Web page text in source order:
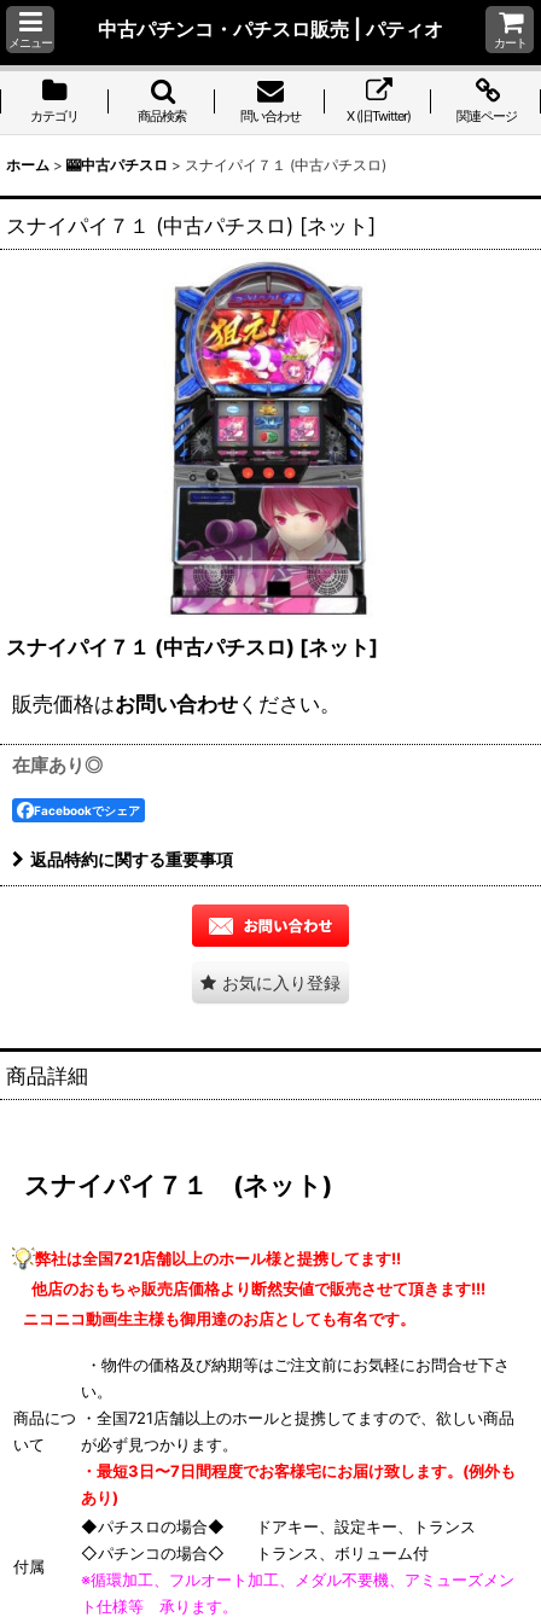
メニュー
中古パチンコ・パチスロ販売 | パティオ
カート
カテゴリ 商品検索 問い合わせ X (旧Twitter) 関連ページ
ホーム > 🎰中古パチスロ > スナイパイ７１ (中古パチスロ)
スナイパイ７１ (中古パチスロ) [ネット]
スナイパイ７１ (中古パチスロ) [ネット]
販売価格はお問い合わせください。
在庫あり◎
Facebookでシェア
返品特約に関する重要事項
お気に入り登録
商品詳細
スナイパイ７１ (ネット)
弊社は全国721店舗以上のホール様と提携してます!!
他店のおもちゃ販売店価格より断然安値で販売させて頂きます!!!
ニコニコ動画生主様も御用達のお店としても有名です。
商品につ
いて
・物件の価格及び納期等はご注文前にお気軽にお問合せ下さ
い。
・全国721店舗以上のホールと提携してますので、欲しい商品
が必ず見つかります。
・最短3日〜7日間程度でお客様宅にお届け致します。(例外も
あり)
付属
◆パチスロの場合◆ ドアキー、設定キー、トランス
◇パチンコの場合◇ トランス、ボリューム付
※循環加工、フルオート加工、メダル不要機、アミューズメン
ト仕様等 承ります。